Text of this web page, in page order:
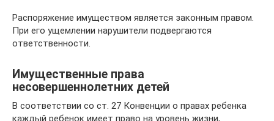
Распоряжение имуществом является законным правом.
При его ущемлении нарушители подвергаются
ответственности.
Имущественные права
несовершеннолетних детей
В соответствии со ст. 27 Конвенции о правах ребенка
каждый ребенок имеет право на уровень жизни,